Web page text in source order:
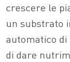
crescere le
un substrato
automatico
di dare